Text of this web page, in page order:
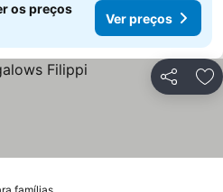
os preços
Ver preços
Partilhar
famílias